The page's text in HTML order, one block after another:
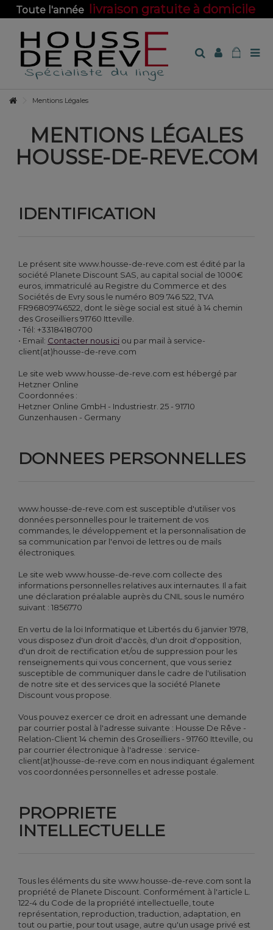
Toute l'année livraison gratuite à domicile
Mentions Légales
MENTIONS LÉGALES
HOUSSE-DE-REVE.COM
IDENTIFICATION
Le présent site www.housse-de-reve.com est édité par la
société Planete Discount SAS, au capital social de 1000€
euros, immatriculé au Registre du Commerce et des
Sociétés de Evry sous le numéro 809 746 522, TVA
FR96809746522, dont le siège social est situé à 14 chemin
des Groseilliers 91760 Itteville.
• Tél: +33184180700
• Email: Contacter nous ici ou par mail à service-
client(at)housse-de-reve.com
Le site web www.housse-de-reve.com est hébergé par
Hetzner Online
Coordonnées :
Hetzner Online GmbH - Industriestr. 25 - 91710
Gunzenhausen - Germany
DONNEES PERSONNELLES
www.housse-de-reve.com est susceptible d'utiliser vos
données personnelles pour le traitement de vos
commandes, le développement et la personnalisation de
sa communication par l'envoi de lettres ou de mails
électroniques.
Le site web www.housse-de-reve.com collecte des
informations personnelles relatives aux internautes. Il a fait
une déclaration préalable auprès du CNIL sous le numéro
suivant : 1856770
En vertu de la loi Informatique et Libertés du 6 janvier 1978,
vous disposez d'un droit d'accès, d'un droit d'opposition,
d'un droit de rectification et/ou de suppression pour les
renseignements qui vous concernent, que vous seriez
susceptible de communiquer dans le cadre de l'utilisation
de notre site et des services que la société Planete
Discount vous propose.
Vous pouvez exercer ce droit en adressant une demande
par courrier postal à l'adresse suivante : Housse De Rêve -
Relation-Client 14 chemin des Groseilliers - 91760 Itteville, ou
par courrier électronique à l'adresse : service-
client(at)housse-de-reve.com en nous indiquant également
vos coordonnées personnelles et adresse postale.
PROPRIETE
INTELLECTUELLE
Tous les éléments du site www.housse-de-reve.com sont la
propriété de Planete Discount. Conformément à l'article L.
122-4 du Code de la propriété intellectuelle, toute
représentation, reproduction, traduction, adaptation, en
tout ou partie, pour tout usage, autre qu'un usage privé est